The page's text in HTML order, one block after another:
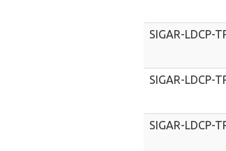
SIGAR-LDCP-
SIGAR-LDCP-
SIGAR-LDCP-